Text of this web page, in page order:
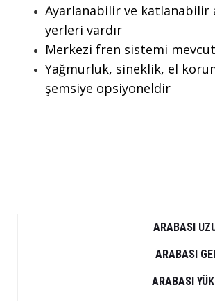
Ayarlanabilir ve katlanabilir
yerleri vardır
Merkezi fren sistemi
Yağmurluk, sineklik, el
şemsiye opsiyoneldir
ARABASI
ARABASI
ARABASI